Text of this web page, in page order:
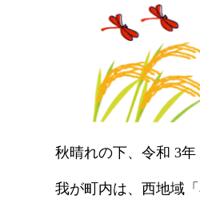
秋晴れの下、令和 3
我が町内は、西地域